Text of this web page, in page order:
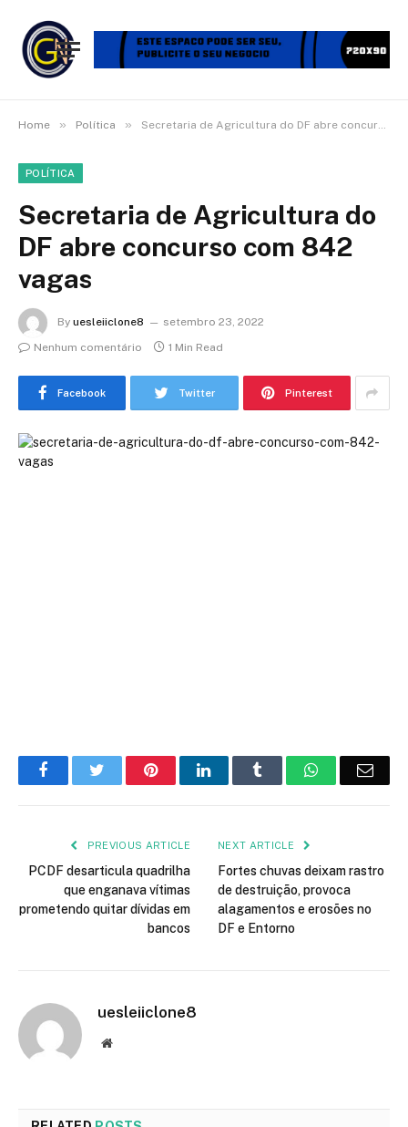
Home » Política » Secretaria de Agricultura do DF abre concurso com 842 vagas
POLÍTICA
Secretaria de Agricultura do
DF abre concurso com 842
vagas
By uesleiiclone8
setembro 23, 2022
Nenhum comentário
1 Min Read
Facebook Twitter Pinterest
FacebookTwitter PinterestLinkedIn Tumblr WhatsApp
PREVIOUS ARTICLE
PCDF desarticula quadrilha
que enganava vítimas
prometendo quitar dívidas em
bancos
NEXT ARTICLE
Fortes chuvas deixam rastro
de destruição, provoca
alagamentos e erosões no
DF e Entorno
uesleiiclone8
Website